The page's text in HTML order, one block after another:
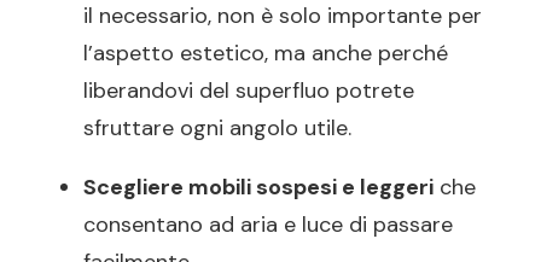
il necessario, non è solo importante per
l’aspetto estetico, ma anche perché
liberandovi del superfluo potrete
sfruttare ogni angolo utile.
Scegliere mobili sospesi e leggeri che
consentano ad aria e luce di passare